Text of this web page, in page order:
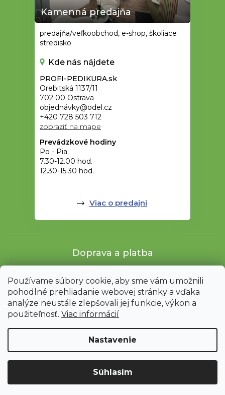
Používame súbory cookie, aby sme vám umožnili
pohodlné prehliadanie webovej stránky a vďaka
analýze neustále zlepšovali jej funkcie, výkon a
použiteľnosť. Viac informácií
Nastavenie
Súhlasím
Upozornenie: Z dôvodu sťahovania bude od 3. 8. do 12. 8. ZAVRETÉ
Kamenná predajňa
predajňa/veľkoobchod, e-shop, školiace
stredisko
Kde nás nájdete
PROFI-PEDIKURA.sk
Orebitská 1137/11
702 00 Ostrava
objednávky@odel.cz
+420 728 503 712
zobraziť na mape
Prevádzkové hodiny
Po - Pia:
7.30-12.00 hod.
12.30-15.30 hod.
Viac o predajni
Doprava a platba
Shoptet |mime digital